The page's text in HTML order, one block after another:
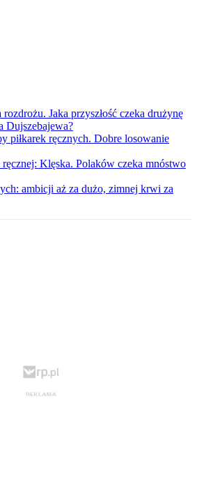
Jaka przyszłość czeka drużynę
Dujszebajewa?
piłkarek ręcznych. Dobre losowanie
Klęska. Polaków czeka mnóstwo
ambicji aż za dużo, zimnej krwi za